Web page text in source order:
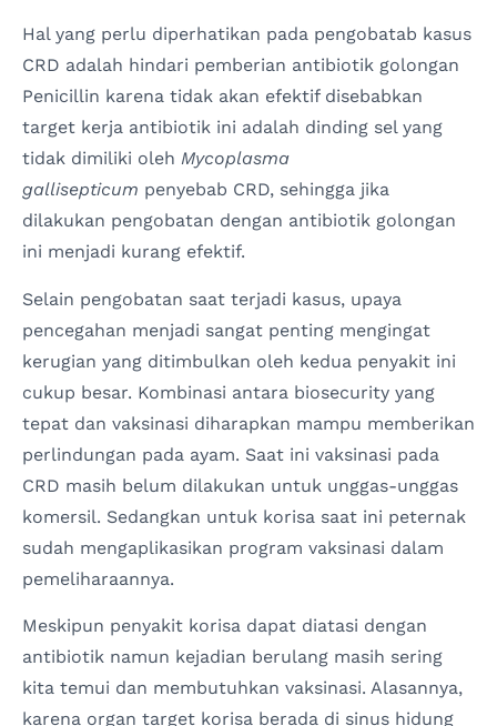
Hal yang perlu diperhatikan pada pengobatab kasus
CRD adalah hindari pemberian antibiotik golongan
Penicillin karena tidak akan efektif disebabkan
target kerja antibiotik ini adalah dinding sel yang
tidak dimiliki oleh Mycoplasma
gallisepticum penyebab CRD, sehingga jika
dilakukan pengobatan dengan antibiotik golongan
ini menjadi kurang efektif.
Selain pengobatan saat terjadi kasus, upaya
pencegahan menjadi sangat penting mengingat
kerugian yang ditimbulkan oleh kedua penyakit ini
cukup besar. Kombinasi antara biosecurity yang
tepat dan vaksinasi diharapkan mampu memberikan
perlindungan pada ayam. Saat ini vaksinasi pada
CRD masih belum dilakukan untuk unggas-unggas
komersil. Sedangkan untuk korisa saat ini peternak
sudah mengaplikasikan program vaksinasi dalam
pemeliharaannya.
Meskipun penyakit korisa dapat diatasi dengan
antibiotik namun kejadian berulang masih sering
kita temui dan membutuhkan vaksinasi. Alasannya,
karena organ target korisa berada di sinus hidung